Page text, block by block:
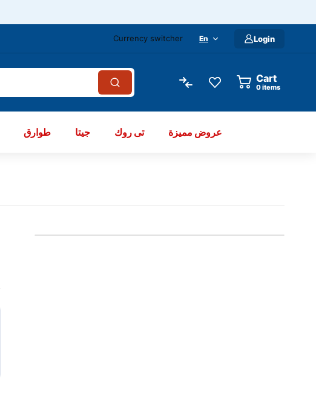
Currency switcher En Login
Cart
items
طوارق جيتا تى روك عروض مميزة